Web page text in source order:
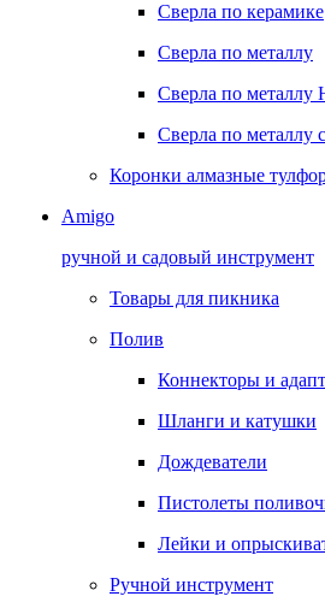
Сверла по керамике
Сверла по металлу
Сверла по металлу
Сверла по металлу
Коронки алмазные
Amigo
ручной и садовый инструмент
Товары для пикника
Полив
Коннекторы и
Шланги и катушки
Дождеватели
Пистолеты
Лейки и
Ручной инструмент